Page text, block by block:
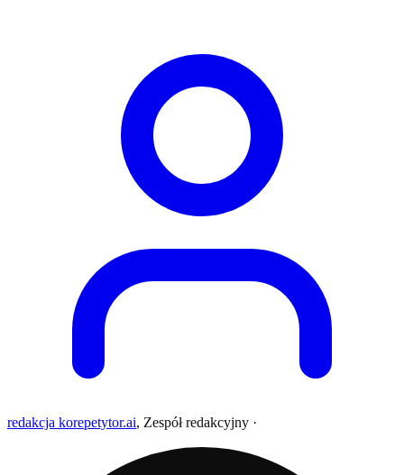
redakcja korepetytor.ai, Zespół redakcyjny ·